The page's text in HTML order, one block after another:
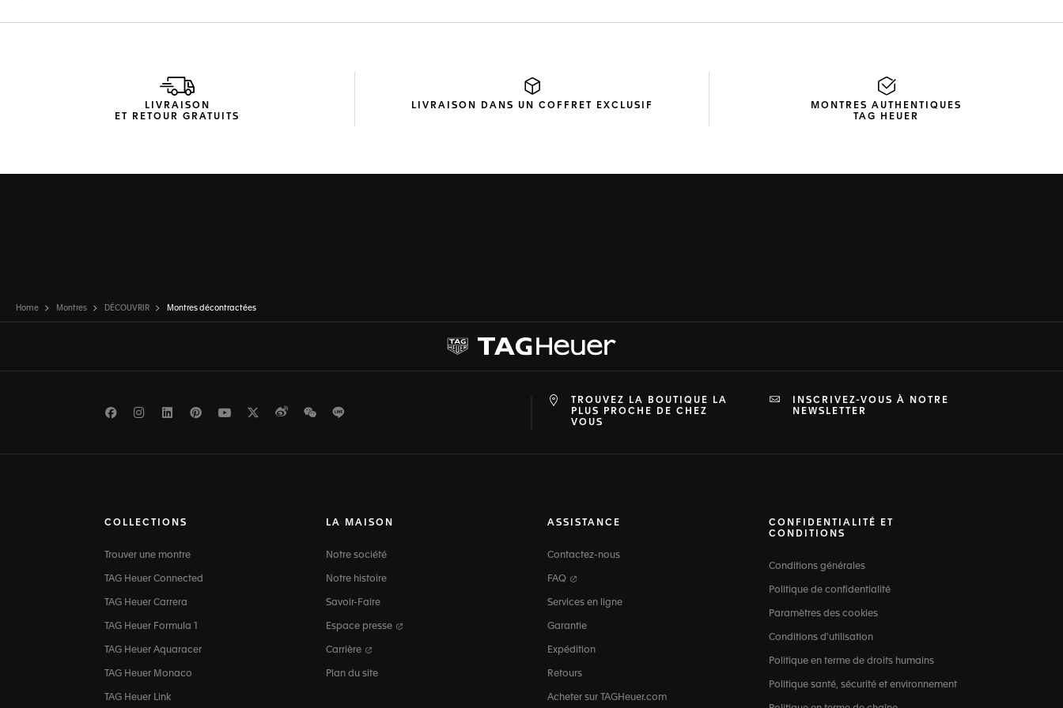
LIVRAISON
ET RETOUR GRATUITS
LIVRAISON DANS UN COFFRET EXCLUSIF
MONTRES AUTHENTIQUES
TAG HEUER
Home Montres DÉCOUVRIR Montres décontractées
FacebookInstagramLinkedInPinterest
Youtube
TwitterWeiboWeChat
TROUVEZ LA BOUTIQUE LA
PLUS PROCHE DE CHEZ
VOUS
INSCRIVEZ-VOUS À NOTRE
NEWSLETTER
COLLECTIONS
Trouver une montre
TAG Heuer Connected
TAG Heuer Carrera
TAG Heuer Formula 1
TAG Heuer Aquaracer
TAG Heuer Monaco
TAG Heuer Link
LA MAISON
Notre société
Notre histoire
Savoir-Faire
Espace presse
Carrière
Plan du site
ASSISTANCE
Contactez-nous
FAQ
Services en ligne
Garantie
Expédition
Retours
Acheter sur TAGHeuer.com
CONFIDENTIALITÉ ET
CONDITIONS
Conditions générales
Politique de confidentialité
Paramètres des cookies
Conditions d'utilisation
Politique en terme de droits humains
Politique santé, sécurité et environnement